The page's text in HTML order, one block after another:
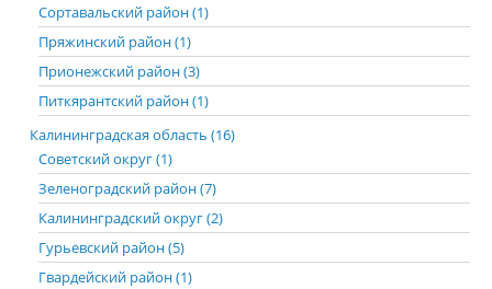
Сортавальский район (1)
Пряжинский район (1)
Прионежский район (3)
Питкярантский район (1)
Калининградская область (16)
Советский округ (1)
Зеленоградский район (7)
Калининградский округ (2)
Гурьевский район (5)
Гвардейский район (1)